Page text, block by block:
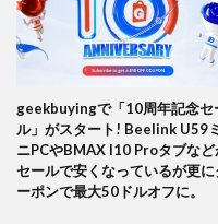
geekbuyingで「10周年記念セ
ル」がスタート! Beelink U59ミ
ニPCやBMAX I10 Proタブなど
セールで安くなっているが更に
ーポンで最大50ドルオフに。